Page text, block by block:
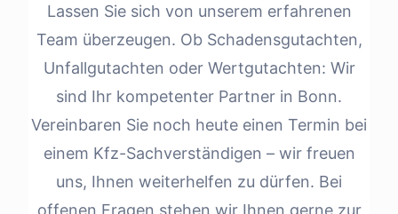
Lassen Sie sich von unserem erfahrenen
Team überzeugen. Ob Schadensgutachten,
Unfallgutachten oder Wertgutachten: Wir
sind Ihr kompetenter Partner in Bonn.
Vereinbaren Sie noch heute einen Termin bei
einem Kfz-Sachverständigen – wir freuen
uns, Ihnen weiterhelfen zu dürfen. Bei
offenen Fragen stehen wir Ihnen gerne zur